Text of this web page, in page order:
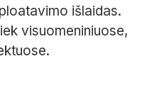
išlaidas.
visuomeniniuose,